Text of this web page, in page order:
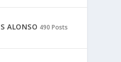
ALONSO 490 Posts